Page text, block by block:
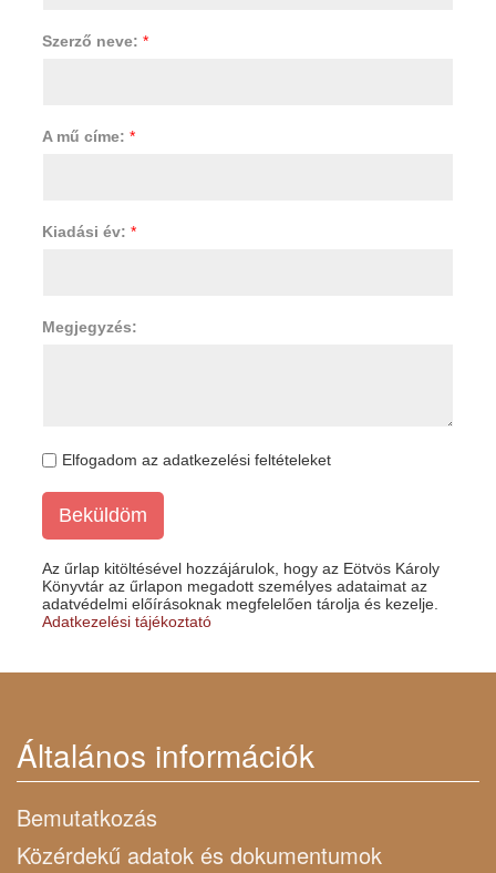
Szerző neve: *
A mű címe: *
Kiadási év: *
Megjegyzés:
Elfogadom az adatkezelési feltételeket
Beküldöm
Az űrlap kitöltésével hozzájárulok, hogy az Eötvös Károly
Könyvtár az űrlapon megadott személyes adataimat az
adatvédelmi előírásoknak megfelelően tárolja és kezelje.
Adatkezelési tájékoztató
Általános információk
Bemutatkozás
Közérdekű adatok és dokumentumok